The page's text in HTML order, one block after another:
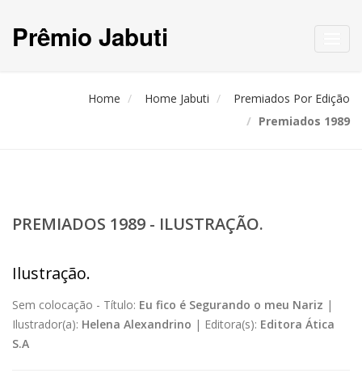
Prêmio Jabuti
Home Home Jabuti
Premiados Por Edição
Premiados 1989
PREMIADOS 1989 - ILUSTRAÇÃO.
Ilustração.
Sem colocação - Título: Eu fico é Segurando o meu Nariz |
Ilustrador(a): Helena Alexandrino | Editora(s): Editora Ática
S.A